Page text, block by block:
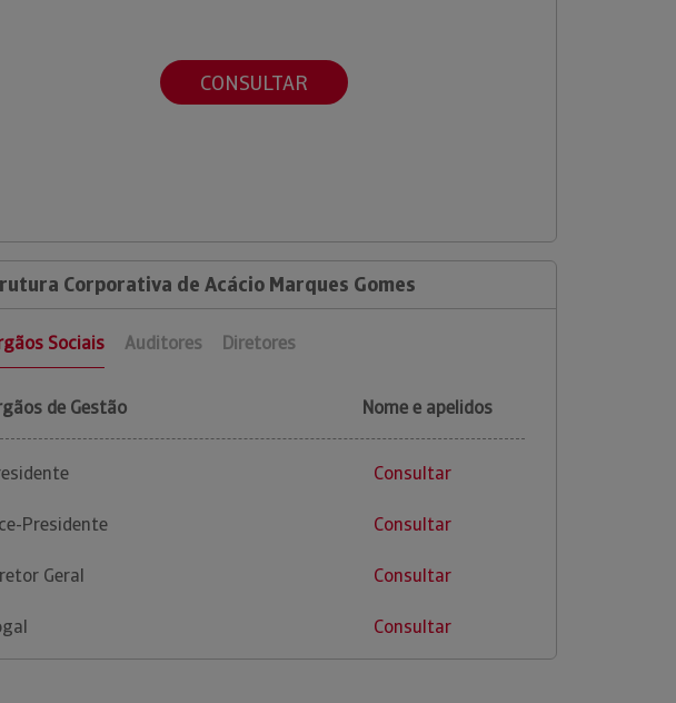
CONSULTAR
Corporativa de Acácio Marques Gomes
Sociais Auditores Diretores
de Gestão Nome e apelidos
Consultar
Presidente Consultar
Geral Consultar
Consultar